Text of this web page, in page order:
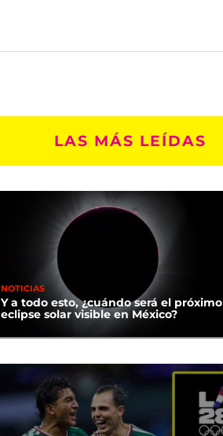
LAS MÁS LEÍDAS
NOTICIAS
Y a todo esto, ¿cuándo será el próximo
eclipse solar visible en México?